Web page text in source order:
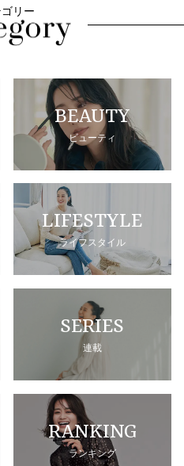
リー
BEAUTY
ビューティ
LIFESTYLE
ライフスタイル
SERIES
連載
RANKING
ランキング